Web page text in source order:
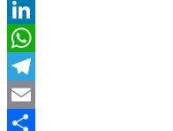
Twitter
LinkedIn
WhatsApp
Telegram
Email